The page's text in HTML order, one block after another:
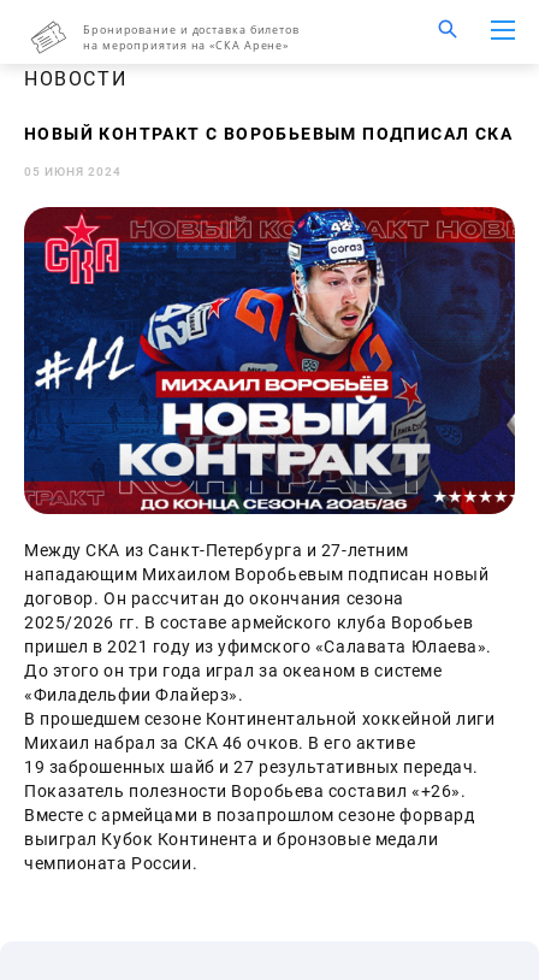
Бронирование и доставка билетов
на мероприятия на «СКА Арене»
НОВОСТИ
НОВЫЙ КОНТРАКТ С ВОРОБЬЕВЫМ ПОДПИСАЛ СКА
05 ИЮНЯ 2024
Между СКА из Санкт-Петербурга и 27-летним
нападающим Михаилом Воробьевым подписан новый
договор. Он рассчитан до окончания сезона
2025/2026 гг. В составе армейского клуба Воробьев
пришел в 2021 году из уфимского «Салавата Юлаева».
До этого он три года играл за океаном в системе
«Филадельфии Флайерз».
В прошедшем сезоне Континентальной хоккейной лиги
Михаил набрал за СКА 46 очков. В его активе
19 заброшенных шайб и 27 результативных передач.
Показатель полезности Воробьева составил «+26».
Вместе с армейцами в позапрошлом сезоне форвард
выиграл Кубок Континента и бронзовые медали
чемпионата России.